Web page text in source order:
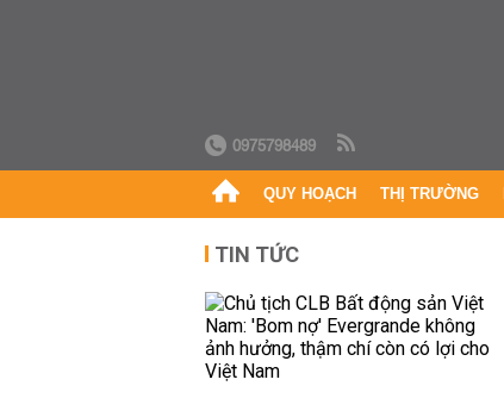
0975798489
QUY HOẠCH THỊ TRƯỜNG
TIN TỨC